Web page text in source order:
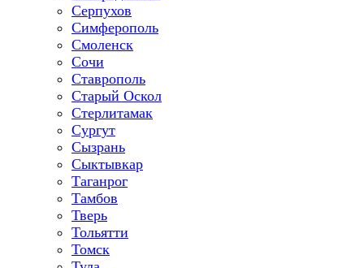
Серпухов
Симферополь
Смоленск
Сочи
Ставрополь
Старый Оскол
Стерлитамак
Сургут
Сызрань
Сыктывкар
Таганрог
Тамбов
Тверь
Тольятти
Томск